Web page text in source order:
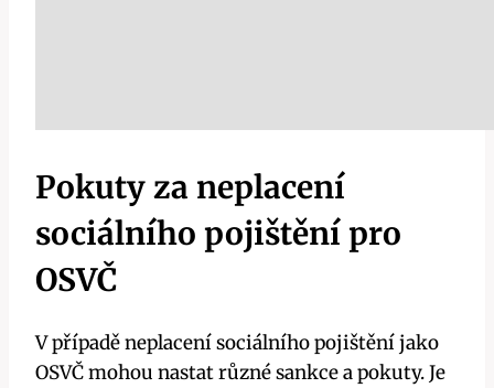
Pokuty za neplacení
sociálního pojištění pro
OSVČ
V případě neplacení sociálního pojištění jako
OSVČ mohou nastat různé sankce a pokuty. Je